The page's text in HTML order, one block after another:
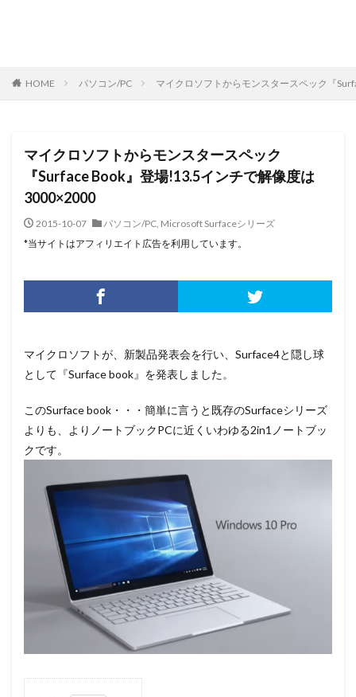
HOME パソコン/PC マイクロソフトからモンスタースペック『
マイクロソフトからモンスタースペック
『Surface Book』登場!13.5インチで解像度は
3000×2000
2015-10-07 パソコン/PC, Microsoft Surfaceシリーズ
*当サイトはアフィリエイト広告を利用しています。
マイクロソフトが、新製品発表会を行い、Surface4と隠し球
として『Surface book』を発表しました。
このSurface book・・・簡単に言うと既存のSurfaceシリーズ
よりも、よりノートブックPCに近くいわゆる2in1ノートブッ
クです。